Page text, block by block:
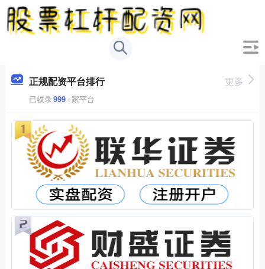
正规配资平台排行
已收录999+家平台
更多